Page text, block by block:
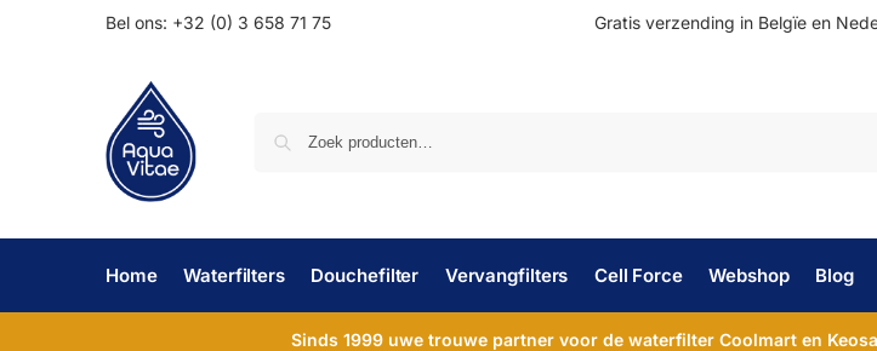
Bel ons: +32 (0) 3 658 71 75 Gratis verzending in Belgïe en
Home Waterfilters Douchefilter Vervangfilters Cell Force Webshop Blog
Sinds 1999 uwe trouwe partner voor de waterfilter Coolmart en